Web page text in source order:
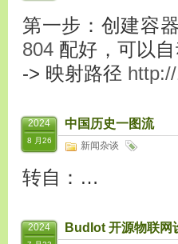
第一步：创建容
804 配好，可以
-> 映射路径
2024
8 月26
中国历史一图流
新闻杂谈
转自：…
2024 BudIot 开源物联网